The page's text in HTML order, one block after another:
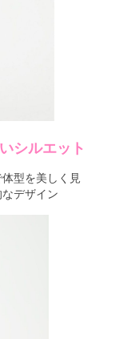
シルエット
型を美しく見
デザイン